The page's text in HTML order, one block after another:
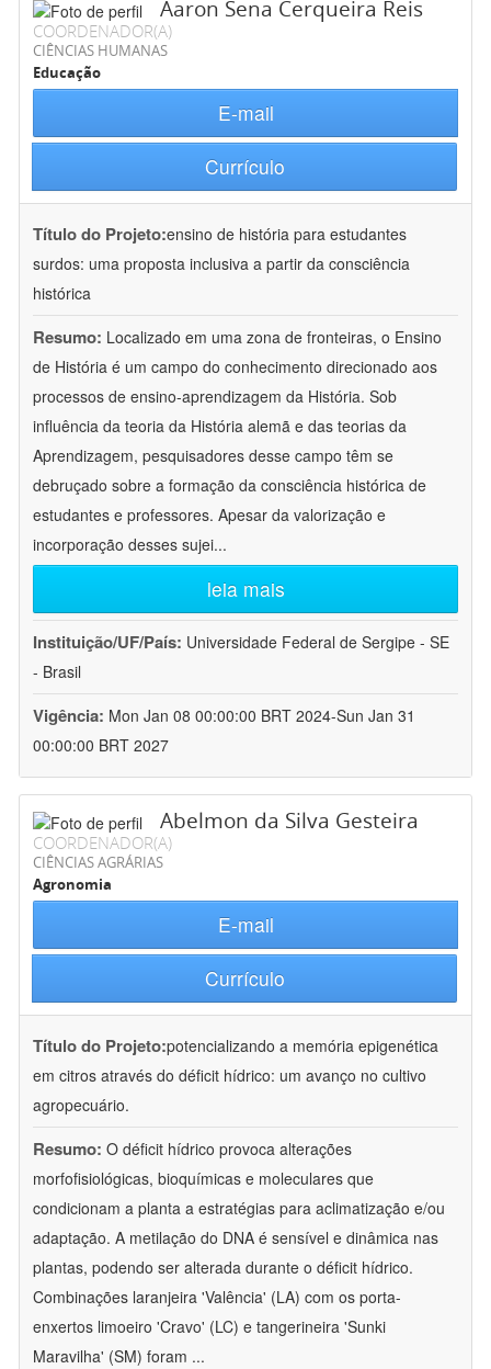
Aaron Sena Cerqueira Reis
COORDENADOR(A)
CIÊNCIAS HUMANAS
Educação
E-mail
Currículo
Título do Projeto:ensino de história para estudantes
surdos: uma proposta inclusiva a partir da consciência
histórica
Resumo: Localizado em uma zona de fronteiras, o Ensino
de História é um campo do conhecimento direcionado aos
processos de ensino-aprendizagem da História. Sob
influência da teoria da História alemã e das teorias da
Aprendizagem, pesquisadores desse campo têm se
debruçado sobre a formação da consciência histórica de
estudantes e professores. Apesar da valorização e
incorporação desses sujei...
leia mais
Instituição/UF/País: Universidade Federal de Sergipe - SE
- Brasil
Vigência: Mon Jan 08 00:00:00 BRT 2024-Sun Jan 31
00:00:00 BRT 2027
Abelmon da Silva Gesteira
COORDENADOR(A)
CIÊNCIAS AGRÁRIAS
Agronomia
E-mail
Currículo
Título do Projeto:potencializando a memória epigenética
em citros através do déficit hídrico: um avanço no cultivo
agropecuário.
Resumo: O déficit hídrico provoca alterações
morfofisiológicas, bioquímicas e moleculares que
condicionam a planta a estratégias para aclimatização e/ou
adaptação. A metilação do DNA é sensível e dinâmica nas
plantas, podendo ser alterada durante o déficit hídrico.
Combinações laranjeira 'Valência' (LA) com os porta-
enxertos limoeiro 'Cravo' (LC) e tangerineira 'Sunki
Maravilha' (SM) foram ...